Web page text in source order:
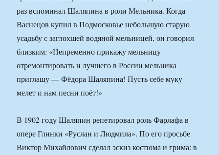
раз вспоминал Шаляпина в роли Мельника. Когда
Васнецов купил в Подмосковье небольшую старую
усадьбу с заглохшей водяной мельницей, он говорил
близким: «Непременно прикажу мельницу
отремонтировать и лучшего в России мельника
приглашу — Фёдора Шаляпина! Пусть себе муку
мелет и нам песни поёт!»
В 1902 году Шаляпин репетировал роль Фарлафа в
опере Глинки «Руслан и Людмила». По его просьбе
Виктор Михайлович сделал эскиз костюма и грима: в